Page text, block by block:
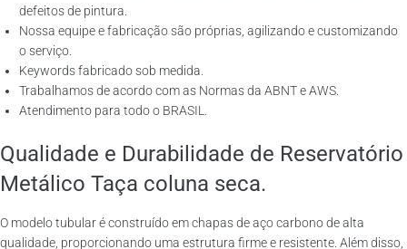
defeitos de pintura.
Nossa equipe e fabricação são próprias, agilizando e customizando
o serviço.
Keywords fabricado sob medida.
Trabalhamos de acordo com as Normas da ABNT e AWS.
Atendimento para todo o BRASIL.
Qualidade e Durabilidade de Reservatório
Metálico Taça coluna seca.
O modelo tubular é construído em chapas de aço carbono de alta
qualidade, proporcionando uma estrutura firme e resistente. Além disso,